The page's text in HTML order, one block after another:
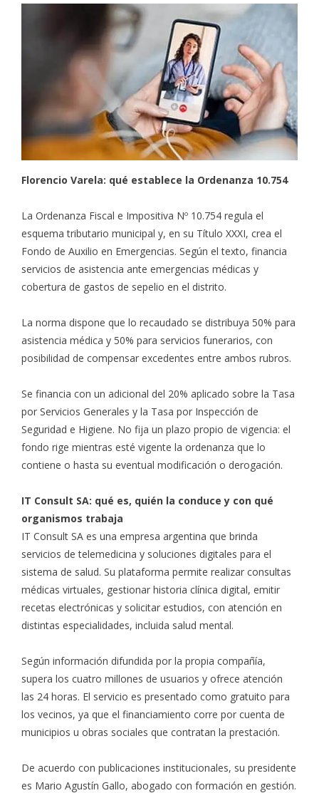
Florencio Varela: qué establece la Ordenanza 10.754
La Ordenanza Fiscal e Impositiva Nº 10.754 regula el
esquema tributario municipal y, en su Título XXXI, crea el
Fondo de Auxilio en Emergencias. Según el texto, financia
servicios de asistencia ante emergencias médicas y
cobertura de gastos de sepelio en el distrito.
La norma dispone que lo recaudado se distribuya 50% para
asistencia médica y 50% para servicios funerarios, con
posibilidad de compensar excedentes entre ambos rubros.
Se financia con un adicional del 20% aplicado sobre la Tasa
por Servicios Generales y la Tasa por Inspección de
Seguridad e Higiene. No fija un plazo propio de vigencia: el
fondo rige mientras esté vigente la ordenanza que lo
contiene o hasta su eventual modificación o derogación.
IT Consult SA: qué es, quién la conduce y con qué
organismos trabaja
IT Consult SA es una empresa argentina que brinda
servicios de telemedicina y soluciones digitales para el
sistema de salud. Su plataforma permite realizar consultas
médicas virtuales, gestionar historia clínica digital, emitir
recetas electrónicas y solicitar estudios, con atención en
distintas especialidades, incluida salud mental.
Según información difundida por la propia compañía,
supera los cuatro millones de usuarios y ofrece atención
las 24 horas. El servicio es presentado como gratuito para
los vecinos, ya que el financiamiento corre por cuenta de
municipios u obras sociales que contratan la prestación.
De acuerdo con publicaciones institucionales, su presidente
es Mario Agustín Gallo, abogado con formación en gestión.